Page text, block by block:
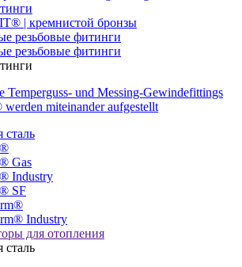
| кремнистой бронзы
резьбовые фитинги
резьбовые фитинги
Gas
Industry
SF
Industry
для отопления